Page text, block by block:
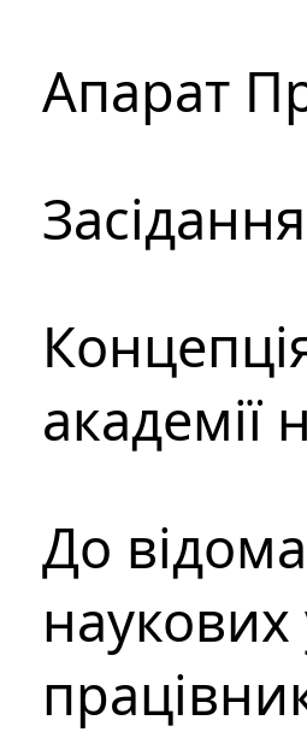
Апарат
академії
До
наукових